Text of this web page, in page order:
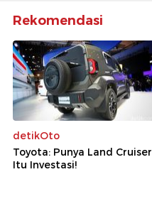
Rekomendasi
detikOto
Toyota: Punya Land Cruiser
Itu Investasi!